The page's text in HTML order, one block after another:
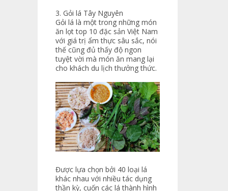
3. Gỏi lá Tây Nguyên
Gỏi lá là một trong những món
ăn lọt top 10 đặc sản Việt Nam
với giá trị ẩm thực sâu sắc, nói
thế cũng đủ thấy độ ngon
tuyệt vời mà món ăn mang lại
cho khách du lịch thưởng thức.
Được lựa chọn bởi 40 loại lá
khác nhau với nhiều tác dụng
thần kỳ, cuốn các lá thành hình